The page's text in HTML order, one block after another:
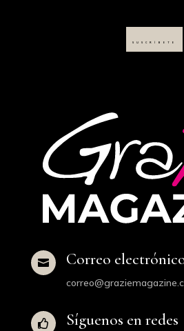
SUSCRÍBETE
 Correo
 Síguenos en redes